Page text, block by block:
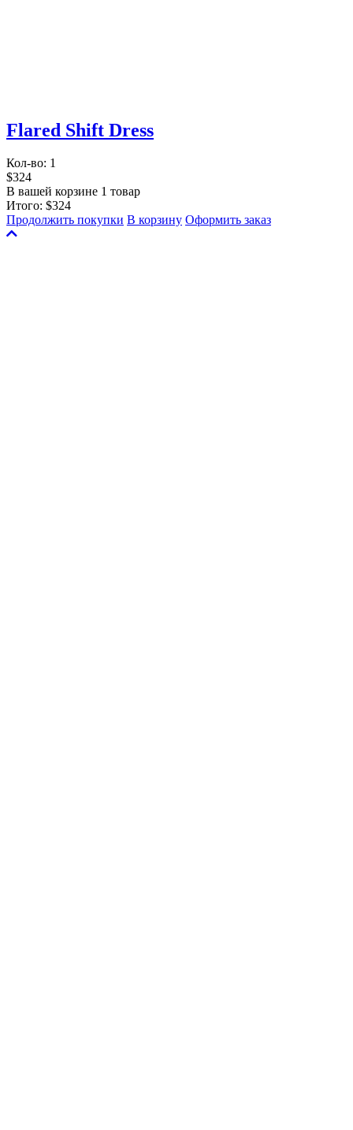
Flared Shift Dress
Кол-во: 1
$324
В вашей корзине 1 товар
Итого: $324
Продолжить покупки В корзину Оформить заказ